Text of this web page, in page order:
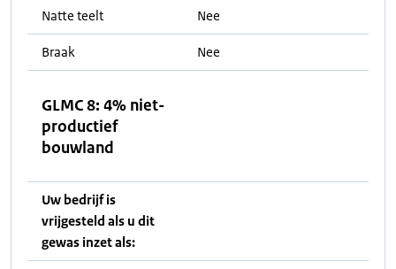
Natte teelt Nee
Braak Nee
GLMC 8: 4% niet-
productief
bouwland
Uw bedrijf is
vrijgesteld als u dit
gewas inzet als: